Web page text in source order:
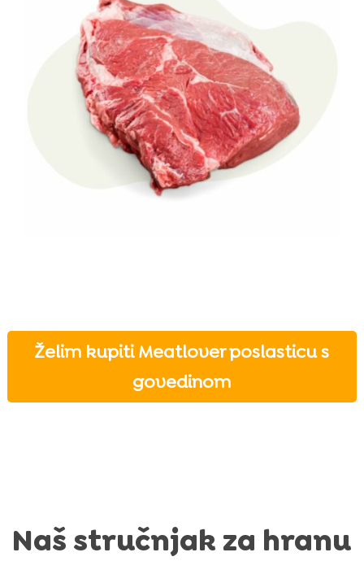
Želim kupiti Meatlover poslasticu s
govedinom
Naš stručnjak za hranu